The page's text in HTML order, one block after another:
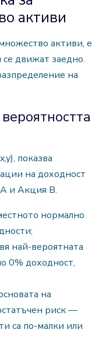
активи
активи, е
движат заедно.
на
показва
на доходност
и Акция B.
нормално
най-вероятната
0% доходност,
на
риск —
са по-малки или